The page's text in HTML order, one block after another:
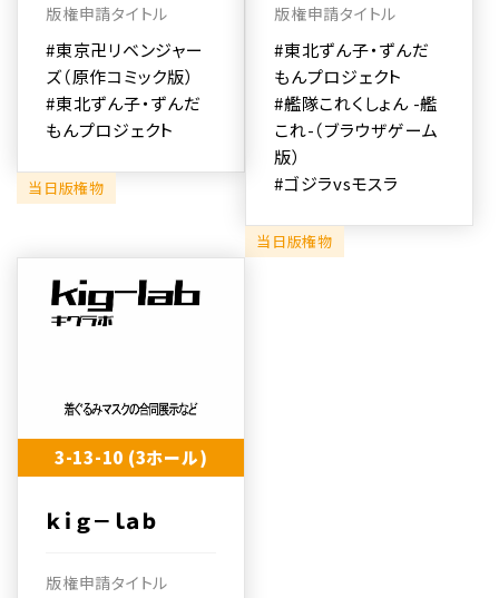
版権申請タイトル
#東京卍リベンジャー
ズ（原作コミック版）
#東北ずん子・ずんだ
もんプロジェクト
当日版権物
版権申請タイトル
#東北ずん子・ずんだ
もんプロジェクト
#艦隊これくしょん -艦
これ-（ブラウザゲーム
版）
#ゴジラvsモスラ
当日版権物
3-13-10 (3ホール)
ｋｉｇ－ｌａｂ
版権申請タイトル